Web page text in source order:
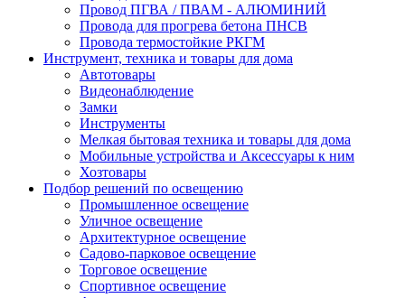
Провод ПГВА / ПВАМ - АЛЮМИНИЙ
Провода для прогрева бетона ПНСВ
Провода термостойкие РКГМ
Инструмент, техника и товары для дома
Автотовары
Видеонаблюдение
Замки
Инструменты
Мелкая бытовая техника и товары для дома
Мобильные устройства и Аксессуары к ним
Хозтовары
Подбор решений по освещению
Промышленное освещение
Уличное освещение
Архитектурное освещение
Садово-парковое освещение
Торговое освещение
Спортивное освещение